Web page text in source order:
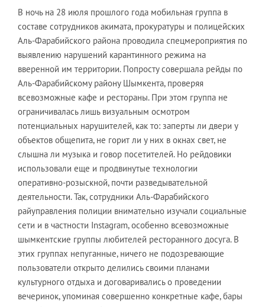
В ночь на 28 июля прошлого года мобильная группа в
составе сотрудников акимата, прокуратуры и полицейских
Аль-Фарабийского района проводила спецмероприятия по
выявлению нарушений карантинного режима на
вверенной им территории. Попросту совершала рейды по
Аль-Фарабийскому району Шымкента, проверяя
всевозможные кафе и рестораны. При этом группа не
ограничивалась лишь визуальным осмотром
потенциальных нарушителей, как то: заперты ли двери у
объектов общепита, не горит ли у них в окнах свет, не
слышна ли музыка и говор посетителей. Но рейдовики
использовали еще и продвинутые технологии
оперативно-розыскной, почти разведывательной
деятельности. Так, сотрудники Аль-Фарабийского
райуправления полиции внимательно изучали социальные
сети и в частности Instagram, особенно всевозможные
шымкентские группы любителей ресторанного досуга. В
этих группах непуганные, ничего не подозревающие
пользователи открыто делились своими планами
культурного отдыха и договаривались о проведении
вечеринок, упоминая совершенно конкретные кафе, бары